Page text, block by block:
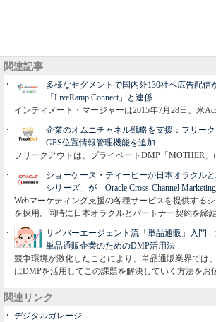
関連記事
多様なセグメントで国内外130社へ広告配
「LiveRamp Connect」と連係
インティメート・マージャーは2015年7月28日、米
企業のオムニチャネル戦略を支援：フリー
GPS位置情報管理機能を追加
フリークアウトは、プライベートDMP「MOTHER
ショーケース・ティービーが日本オラクル
シリーズ」が「Oracle Cross-Channel
Webマーケティング支援の各種サービスを提供するシ
を採用。同時に日本オラクルとパートナー契約を締
サイバーエージェント流「単品通販」入
単品通販企業のためのDMP活用法
競争環境が激化したことにより、単品通販業界では
はDMPを活用してこの課題を解決していく方法をお
関連リンク
デジタルガレージ